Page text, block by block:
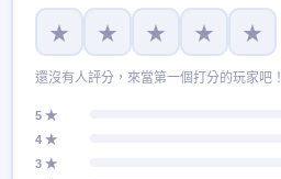
★ ★ ★ ★ ★
還沒有人評分，來當第一個打分的玩家吧！
5 ★
4 ★
3 ★